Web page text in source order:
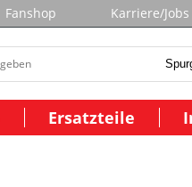
Fanshop Karriere/Jobs
Ersatzteile